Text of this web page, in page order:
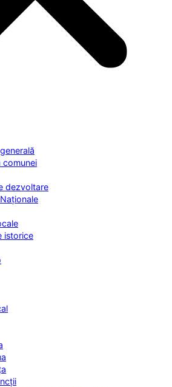
comunei
dezvoltare
istorice